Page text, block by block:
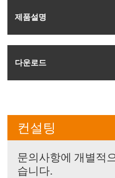
제품­설명
다운로드
컨설팅
문의사항에 개별적
습니다.